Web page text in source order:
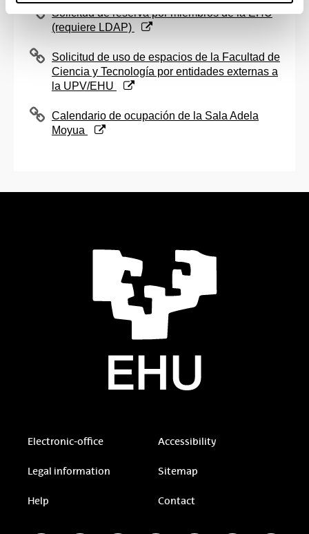
(Opens New Window)
Solicitud de reserva por miembros de la EHU
(requiere LDAP)
(Opens New Window)
Solicitud de uso de espacios de la Facultad de
Ciencia y Tecnología por entidades externas a
la UPV/EHU
(Opens New Window)
Calendario de ocupación de la Sala Adela
Moyua
Electronic-office Accessibility
Legal information Sitemap
Help Contact